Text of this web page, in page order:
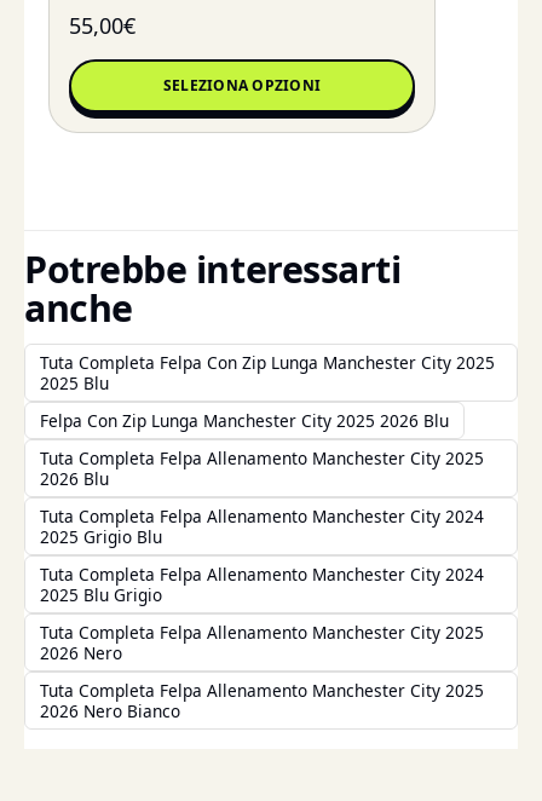
55,00€
SELEZIONA OPZIONI
Potrebbe interessarti
anche
Tuta Completa Felpa Con Zip Lunga Manchester City 2025
2025 Blu
Felpa Con Zip Lunga Manchester City 2025 2026 Blu
Tuta Completa Felpa Allenamento Manchester City 2025
2026 Blu
Tuta Completa Felpa Allenamento Manchester City 2024
2025 Grigio Blu
Tuta Completa Felpa Allenamento Manchester City 2024
2025 Blu Grigio
Tuta Completa Felpa Allenamento Manchester City 2025
2026 Nero
Tuta Completa Felpa Allenamento Manchester City 2025
2026 Nero Bianco